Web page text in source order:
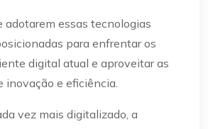
adotarem essas tecnologias
para enfrentar os
digital atual e aproveitar as
inovação e eficiência.
vez mais digitalizado, a